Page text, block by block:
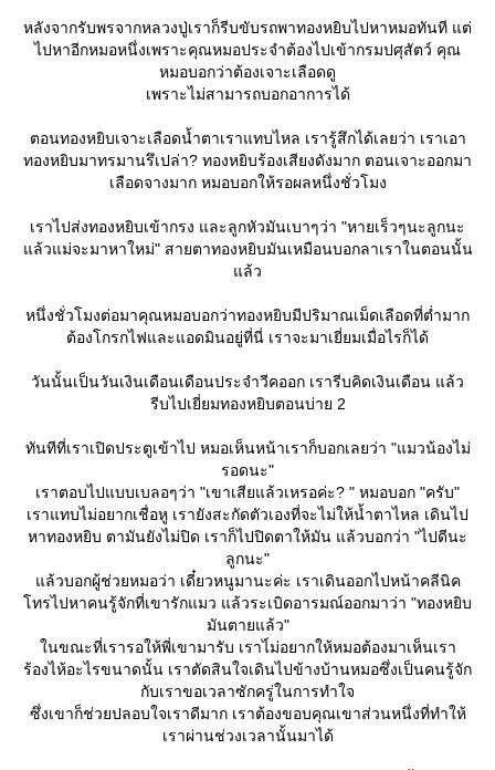
หลังจากรับพรจากหลวงปู่เราก็รีบขับรถพาทองหยิบไปหาหมอทันที แต่
ไปหาอีกหมอหนึ่งเพราะคุณหมอประจำต้องไปเข้ากรมปศุสัตว์ คุณ
หมอบอกว่าต้องเจาะเลือดดู
เพราะไม่สามารถบอกอาการได้
ตอนทองหยิบเจาะเลือดน้ำตาเราแทบไหล เรารู้สึกได้เลยว่า เราเอา
ทองหยิบมาทรมานรึเปล่า? ทองหยิบร้องเสียงดังมาก ตอนเจาะออกมา
เลือดจางมาก หมอบอกให้รอผลหนึ่งชั่วโมง
เราไปส่งทองหยิบเข้ากรง และลูกหัวมันเบาๆว่า "หายเร็วๆนะลูกนะ
ล้วแม่จะมาหาใหม่" สายตาทองหยิบมันเหมือนบอกลาเราในตอนนั้น
ล้ว
หนึ่งชั่วโมงต่อมาคุณหมอบอกว่าทองหยิบมีปริมาณเม็ดเลือดที่ต่ำมาก
ต้องโกรกไฟและแอดมินอยู่ที่นี่ เราจะมาเยี่ยมเมื่อไรก็ได้
วันนั้นเป็นวันเงินเดือนเดือนประจำวีคออก เรารีบคิดเงินเดือน แล้ว
รีบไปเยี่ยมทองหยิบตอนบ่าย 2
ทันทีที่เราเปิดประตูเข้าไป หมอเห็นหน้าเราก็บอกเลยว่า "แมวน้องไม่
รอดนะ"
เราตอบไปแบบเบลอๆว่า "เขาเสียแล้วเหรอค่ะ? " หมอบอก "ครับ"
เราแทบไม่อยากเชื่อหู เรายังสะกัดตัวเองที่จะไม่ให้น้ำตาไหล เดินไป
หาทองหยิบ ตามันยังไม่ปิด เราก็ไปปิดตาให้มัน แล้วบอกว่า "ไปดีนะ
ลูกนะ"
ล้วบอกผู้ช่วยหมอว่า เดี๋ยวหนูมานะค่ะ เราเดินออกไปหน้าคลีนิค
ทรไปหาคนรู้จักที่เขารักแมว แล้วระเบิดอารมณ์ออกมาว่า "ทองหยิบ
มันตายแล้ว"
นขณะที่เรารอให้พี่เขามารับ เราไ่ม่อยากให้หมอต้องมาเห็นเรา
ร้องไห้อะไรขนาดนั้น เราตัดสินใจเดินไปข้างบ้านหมอซึ่งเป็นคนรู้จัก
กับเราขอเวลาซักครู่ในการทำใจ
ซึ่งเขาก็ช่วยปลอบใจเราดีมาก เราต้องขอบคุณเขาส่วนหนึ่งที่ทำให้
เราผ่านช่วงเวลานั้นมาได้